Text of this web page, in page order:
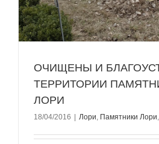
ОЧИЩЕНЫ И
ТЕРРИТОРИИ
ЛОРИ
18/04/2016 Лори, Памятники Лори,